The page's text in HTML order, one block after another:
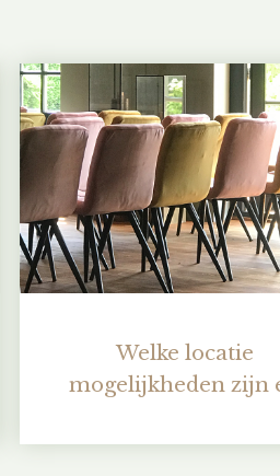
Welke locatie
mogelijkheden zijn